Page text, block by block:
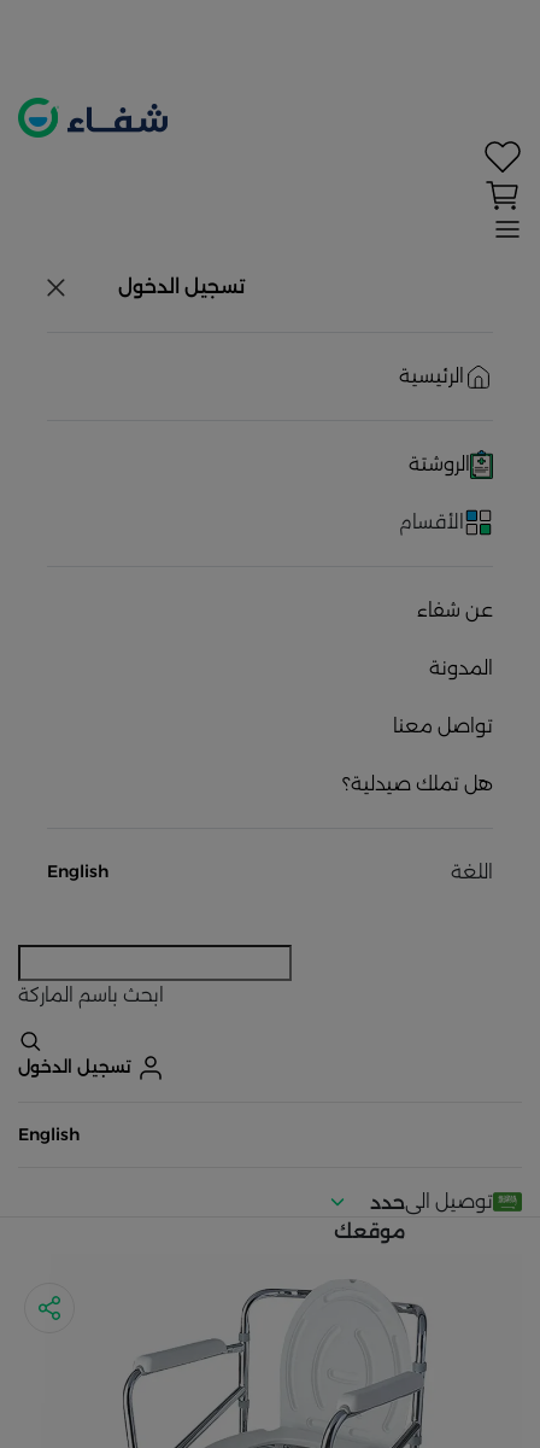
تسجيل الدخول
الرئيسية
الروشتة
الأقسام
عن شفاء
المدونة
تواصل معنا
هل تملك صيدلية؟
اللغة English
ابحث باسم الماركة
تسجيل الدخول
English
توصيل الىحدد
موقعك